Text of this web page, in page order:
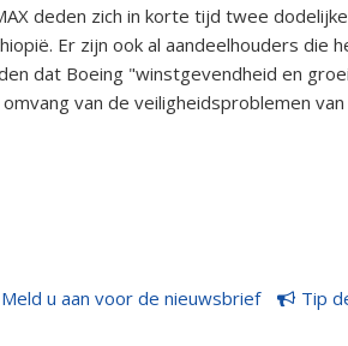
deden zich in korte tijd twee
Er zijn ook al aandeelhouders die
dat Boeing "winstgevendheid en
van de veiligheidsproblemen
Meld u aan voor de nieuwsbrief Tip